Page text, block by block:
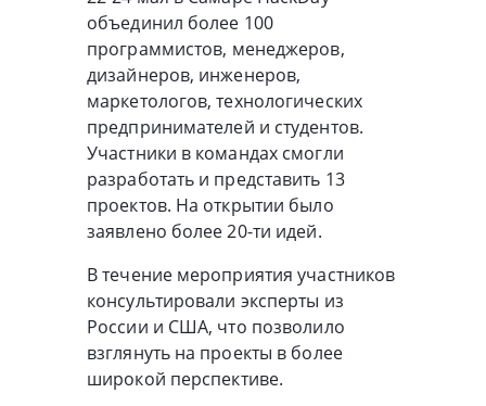
объединил более 100
программистов, менеджеров,
дизайнеров, инженеров,
маркетологов, технологических
предпринимателей и студентов.
Участники в командах смогли
разработать и представить 13
проектов. На открытии было
заявлено более 20-ти идей.
В течение мероприятия участников
консультировали эксперты из
России и США, что позволило
взглянуть на проекты в более
широкой перспективе.